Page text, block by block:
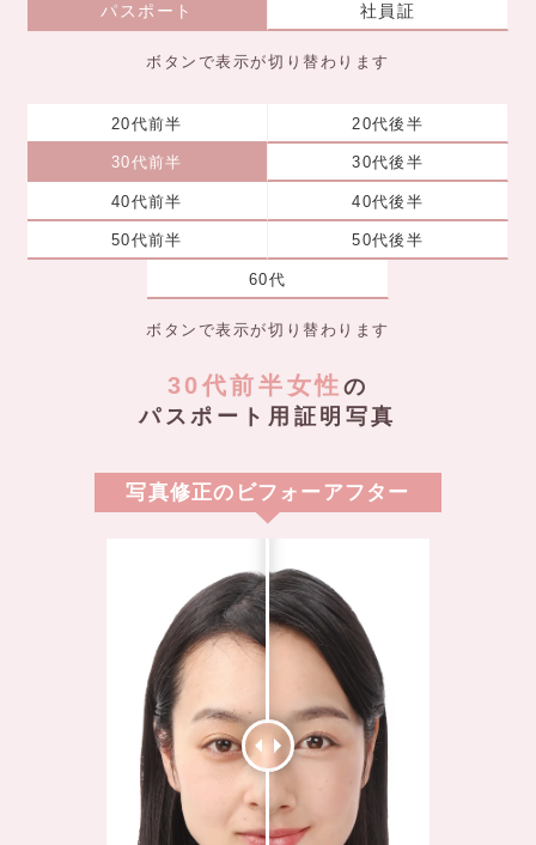
パスポート 社員証
ボタンで表示が切り替わります
20代前半 20代後半
30代前半 30代後半
40代前半 40代後半
50代前半 50代後半
60代
ボタンで表示が切り替わります
30代前半女性 の
パスポート用証明写真
写真修正のビフォーアフター